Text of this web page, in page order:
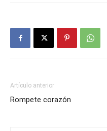
Artículo anterior
Rompete corazón